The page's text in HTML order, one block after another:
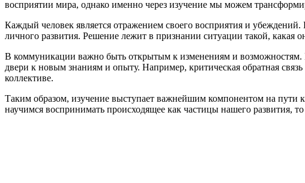
восприятии мира, однако именно через изучение мы можем
Каждый человек является отражением своего восприятия и
личного развития. Решение лежит в признании ситуации такой, какая
В коммуникации важно быть открытым к изменениям и возможностям.
двери к новым знаниям и опыту. Например, критическая обратная
коллективе.
Таким образом, изучение выступает важнейшим компонентом на
научимся воспринимать происходящее как частицы нашего